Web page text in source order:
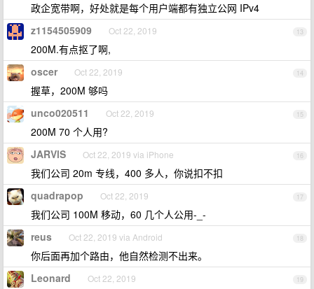
政企宽带啊，好处就是每个用户端都有独立公网 IPv4
13
z1154505909 Oct 22, 2019
200M.有点抠了啊,
14
oscer Oct 22, 2019
握草，200M 够吗
15
unco020511 Oct 22, 2019
200M 70 个人用?
16
JARVlS Oct 22, 2019 via iPhone
我们公司 20m 专线，400 多人，你说扣不扣
17
quadrapop Oct 22, 2019
我们公司 100M 移动，60 几个人公用-_-
18
reus Oct 22, 2019 via Android
你后面再加个路由，他自然检测不出来。
19
Leonard Oct 22, 2019